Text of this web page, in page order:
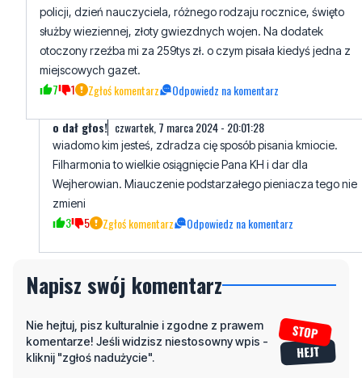
miejscowych gazet.
7 1 Zgłoś komentarz Odpowiedz na komentarz
o dał głos! czwartek, 7 marca 2024 - 20:01:28
wiadomo kim jesteś, zdradza cię sposób pisania kmiocie.
Wejherowian. Miauczenie podstarzałego pieniacza tego nie
zmieni
3 5 Zgłoś komentarz Odpowiedz na komentarz
Napisz swój komentarz
komentarze! Jeśli widzisz niestosowny wpis -
kliknij "zgłoś nadużycie".
Imię / Podpis